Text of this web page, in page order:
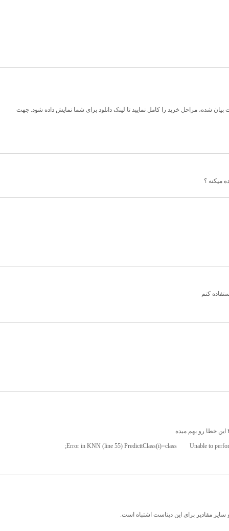
شده، مراحل خرید را کامل نمایید تا لینک دانلود برای شما نمایش داده شود. جهت
میکنه ؟
کنم
Unable to
Error in KNN (line 55) PredicttClass(i)=class;